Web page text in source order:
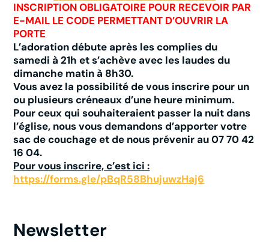
INSCRIPTION OBLIGATOIRE POUR RECEVOIR PAR
E-MAIL LE CODE PERMETTANT D’OUVRIR LA
PORTE
L’adoration débute après les complies du
samedi à 21h et s’achève avec les laudes du
dimanche matin à 8h30.
Vous avez la possibilité de vous inscrire pour un
ou plusieurs créneaux d’une heure minimum.
Pour ceux qui souhaiteraient passer la nuit dans
l’église, nous vous demandons d’apporter votre
sac de couchage et de nous prévenir au 07 70 42
16 04.
Pour vous inscrire, c’est ici :
https://forms.gle/pBqR58BhujuwzHaj6
Newsletter